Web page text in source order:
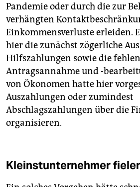
Pandemie oder durch die zur
verhängten
Einkommensverluste erleiden.
hier die zunächst zögerliche
Hilfszahlungen sowie die
Antragsannahme und -
von Ökonomen hatte hier
Auszahlungen oder zumindest
Abschlagszahlungen über die
organisieren.
Kleinstunternehmer